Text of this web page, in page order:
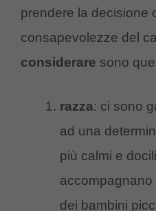
prendere la decisione
consapevolezze del
considerare sono
razza: ci sono
ad una
più calmi e
dei bambini